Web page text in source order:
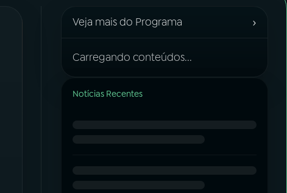
Veja mais do Programa ›
Carregando conteúdos...
Notícias Recentes